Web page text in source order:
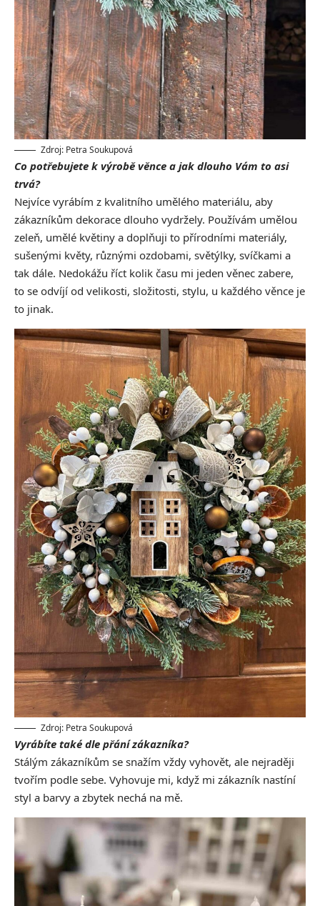
Zdroj: Petra Soukupová
Co potřebujete k výrobě věnce a jak dlouho Vám to asi
trvá?
Nejvíce vyrábím z kvalitního umělého materiálu, aby
zákazníkům dekorace dlouho vydržely. Používám umělou
zeleň, umělé květiny a doplňuji to přírodními materiály,
sušenými květy, různými ozdobami, světýlky, svíčkami a
tak dále. Nedokážu říct kolik času mi jeden věnec zabere,
to se odvíjí od velikosti, složitosti, stylu, u každého věnce je
to jinak.
Zdroj: Petra Soukupová
Vyrábíte také dle přání zákazníka?
Stálým zákazníkům se snažím vždy vyhovět, ale nejraději
tvořím podle sebe. Vyhovuje mi, když mi zákazník nastíní
styl a barvy a zbytek nechá na mě.